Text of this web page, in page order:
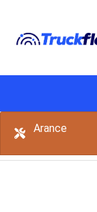
Arance